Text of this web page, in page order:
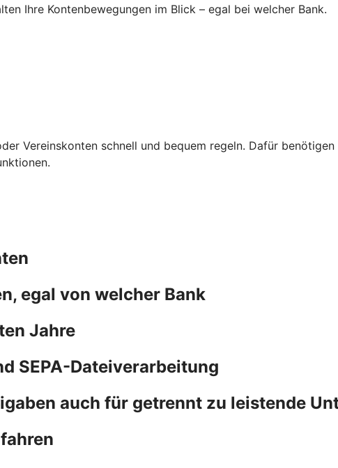
Ihre Kontenbewegungen im Blick – egal bei welcher Bank.
Vereinskonten schnell und bequem regeln. Dafür
egal von welcher Bank
Jahre
SEPA-Dateiverarbeitung
auch für getrennt zu leistende